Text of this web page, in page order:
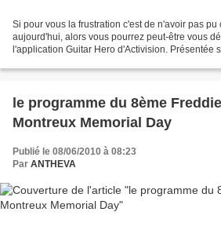
Si pour vous la frustration c'est de n'avoir pas
aujourd'hui, alors vous pourrez peut-être vous
l'application Guitar Hero d'Activision. Présentée
le programme du 8ème
Montreux Memorial Day
Publié le 08/06/2010 à 08:23
Par ANTHEVA